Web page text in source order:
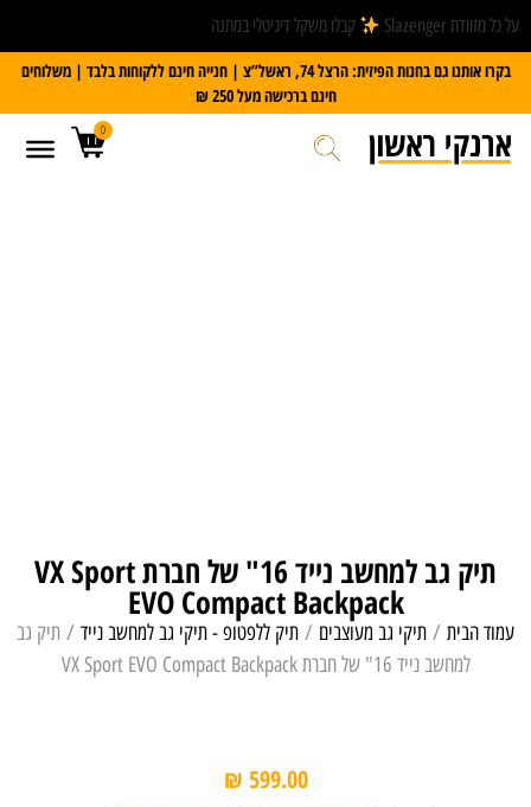
על כל מזוודת Slazenger
קבלו משקל דיגיטלי במתנה
בקרו אותנו גם בחנות הפיזית: הרצל 74, ראשל”צ | חנייה חינם ללקוחות בלבד | משלוחים
חינם ברכישה מעל 250 ₪
0
תיק גב למחשב נייד 16" של חברת VX Sport
EVO Compact Backpack
עמוד הבית / תיקי גב מעוצבים / תיק ללפטופ - תיקי גב למחשב נייד / תיק גב
למחשב נייד 16" של חברת VX Sport EVO Compact Backpack
₪ 599.00